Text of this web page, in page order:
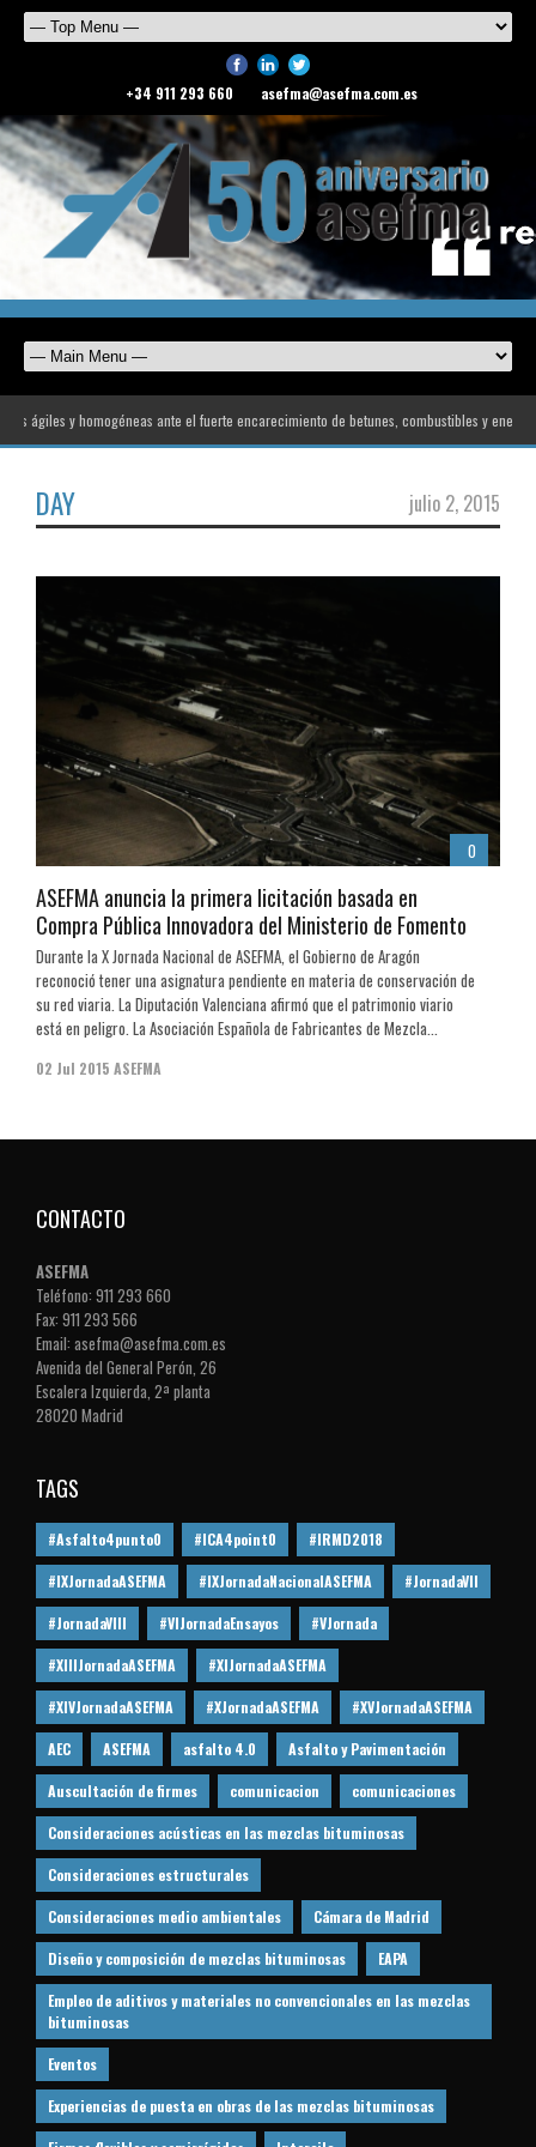
+34 911 293 660 asefma@asefma.com.es
ágiles y homogéneas ante el fuerte encarecimiento de betunes, combustibles y energía
DAY julio 2, 2015
0
ASEFMA anuncia la primera licitación basada en
Compra Pública Innovadora del Ministerio de Fomento
Durante la X Jornada Nacional de ASEFMA, el Gobierno de Aragón
reconoció tener una asignatura pendiente en materia de conservación de
su red viaria. La Diputación Valenciana afirmó que el patrimonio viario
está en peligro. La Asociación Española de Fabricantes de Mezcla...
02 Jul 2015 ASEFMA
CONTACTO
ASEFMA
Teléfono: 911 293 660
Fax: 911 293 566
Email: asefma@asefma.com.es
Avenida del General Perón, 26
Escalera Izquierda, 2ª planta
28020 Madrid
TAGS
#Asfalto4punto0 #ICA4point0 #IRMD2018
#IXJornadaASEFMA #IXJornadaNacionalASEFMA #JornadaVII
#JornadaVIII #VIJornadaEnsayos #VJornada
#XIIIJornadaASEFMA #XIJornadaASEFMA
#XIVJornadaASEFMA #XJornadaASEFMA #XVJornadaASEFMA
AEC ASEFMA asfalto 4.0 Asfalto y Pavimentación
Auscultación de firmes comunicacion comunicaciones
Consideraciones acústicas en las mezclas bituminosas
Consideraciones estructurales
Consideraciones medio ambientales Cámara de Madrid
Diseño y composición de mezclas bituminosas EAPA
Empleo de aditivos y materiales no convencionales en las mezclas
bituminosas
Eventos
Experiencias de puesta en obras de las mezclas bituminosas